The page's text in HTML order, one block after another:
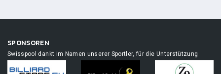
SPONSOREN
Swisspool dankt im Namen unserer Sportler, für die Unterstützung